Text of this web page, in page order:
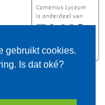
gebruikt cookies.
Is dat oké?